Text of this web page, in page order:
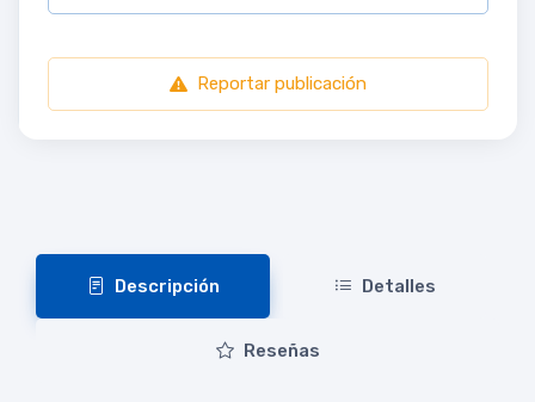
Reportar publicación
Descripción Detalles
Reseñas